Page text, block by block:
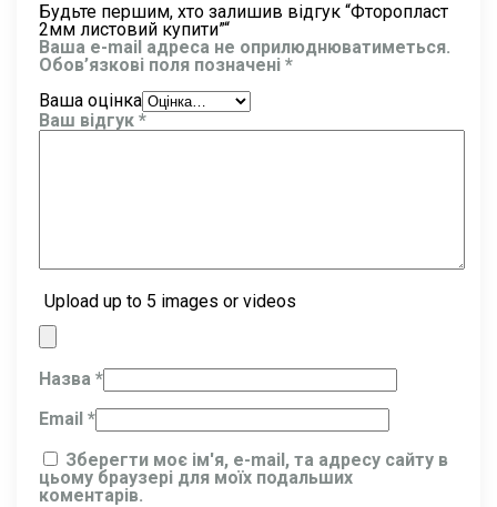
Будьте першим, хто залишив відгук “Фторопласт
2мм листовий купити”“
Ваша e-mail адреса не оприлюднюватиметься.
Обов’язкові поля позначені *
Ваша оцінка
Ваш відгук *
Upload up to 5 images or videos
Назва *
Email *
Зберегти моє ім'я, e-mail, та адресу сайту в
цьому браузері для моїх подальших
коментарів.